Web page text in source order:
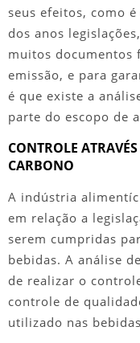
seus efeitos, como
dos anos
muitos documentos
emissão, e para
é que existe a
parte do escopo de
CONTROLE
CARBONO
A indústria
em relação a
serem cumpridas
bebidas. A análise
de realizar o
controle de
utilizado nas